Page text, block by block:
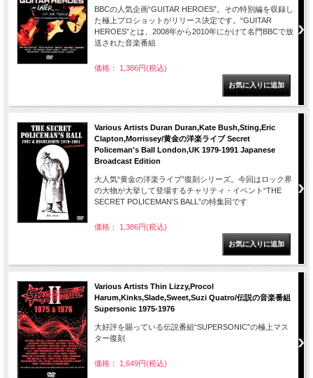
BBCの人気企画“GUITAR HEROES”。その特別編を収録し
た極上プロショットがリリース決定です。“GUITAR
HEROES”とは、2008年から2010年にかけて名門BBCで放
送された音楽番組
価格： 1,386円(税込)
Various Artists Duran Duran,Kate Bush,Sting,Eric
Clapton,Morrissey/黄金の洋楽ライブ Secret
Policeman's Ball London,UK 1979-1991 Japanese
Broadcast Edition
大人気“黄金の洋楽ライブ”復刻シリーズ。今回はロック界
の大物が大挙して登場するチャリティ・イベント“THE
SECRET POLICEMAN'S BALL”の特集回です
価格： 1,386円(税込)
Various Artists Thin Lizzy,Procol
Harum,Kinks,Slade,Sweet,Suzi Quatro/伝説の音楽番組
Supersonic 1975-1976
大好評を賜っている伝説番組“SUPERSONIC”の極上マス
ター復刻
価格： 1,649円(税込)